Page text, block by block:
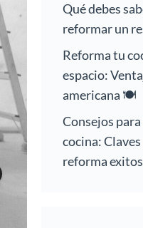
Qué debes
reformar un
Reforma tu
espacio:
americana 🍽️
Consejos
cocina:
reforma